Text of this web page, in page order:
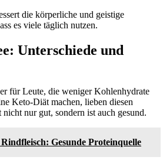
die körperliche und geistige
es viele täglich nutzen.
Unterschiede und
für Leute, die weniger Kohlenhydrate
Keto-Diät machen, lieben diesen
nur gut, sondern ist auch gesund.
Gesunde Proteinquelle